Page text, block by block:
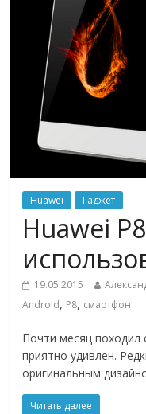
Huawei Гаджет
Huawei
19.05.2015
Android, P8, смартфон
Почти месяц походил
приятно удивлен.
оригинальным
Читать далее